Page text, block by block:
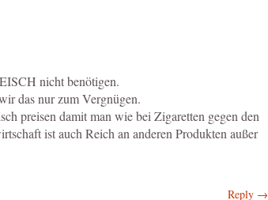
nicht benötigen.
das nur zum Vergnügen.
preisen damit man wie bei Zigaretten gegen den
ist auch Reich an anderen Produkten außer
Reply →